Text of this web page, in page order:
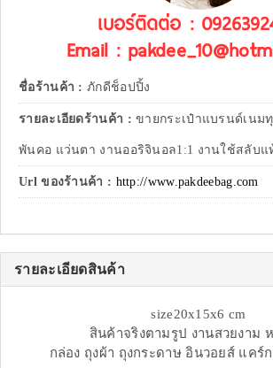
เบอร์ติดต่อ :
Email :
ชื่อร้านค้า : ภักดีช็อปปิ้ง
รายละเอียดร้านค้า :ขายกระเป๋าแบรนด์เนม
พันคอ แว่นตา งานออริจินอล1:1 งานใช้สลับแ
Url ของร้านค้า : http://www.pakdeebag.com
รายละเอียดสินค้า
size20x15x6 cm
สินค้าจริงตามรูป งานสวยงาม
กล่อง ถุงผ้า ถุงกระดาษ อินวอยส์ แคร์